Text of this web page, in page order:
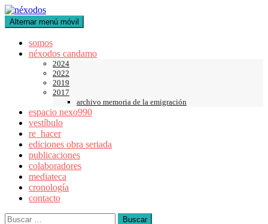
Saltar
al
contenido
Alternar menú móvil
somos
néxodos candamo
2024
2022
2019
2017
archivo memoria de la emigración
espacio nexo990
vestíbulo
re_hacer
ediciones obra seriada
publicaciones
colaboradores
mediateca
cronología
contacto
Buscar: